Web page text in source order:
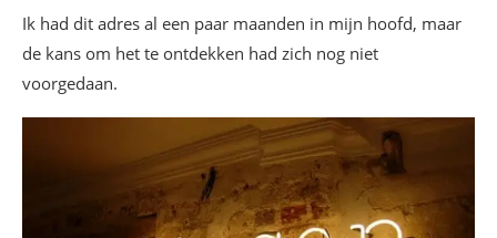
Ik had dit adres al een paar maanden in mijn hoofd, maar
de kans om het te ontdekken had zich nog niet
voorgedaan.